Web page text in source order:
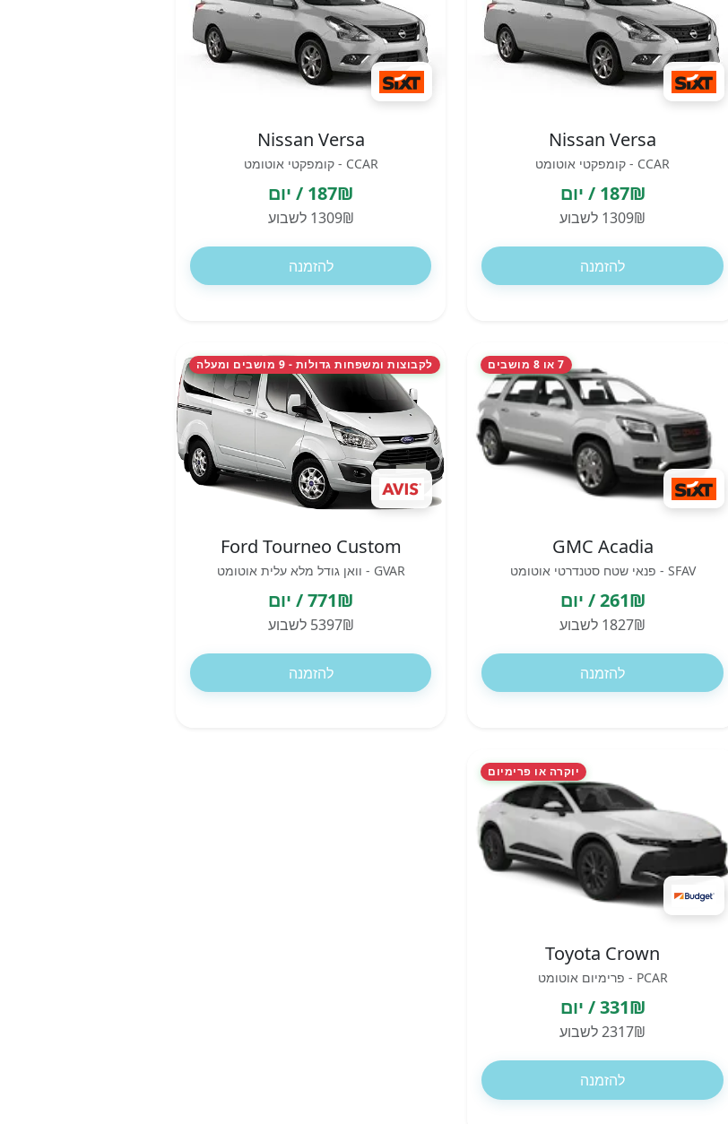
Nissan Versa
CCAR - קומפקטי אוטומט
187₪ / יום
1309₪ לשבוע
להזמנה
Nissan Versa
CCAR - קומפקטי אוטומט
187₪ / יום
1309₪ לשבוע
להזמנה
7 או 8 מושבים
GMC Acadia
SFAV - פנאי שטח סטנדרטי אוטומט
261₪ / יום
1827₪ לשבוע
להזמנה
לקבוצות ומשפחות גדולות - 9 מושבים ומעלה
Ford Tourneo Custom
GVAR - וואן גודל מלא עלית אוטומט
771₪ / יום
5397₪ לשבוע
להזמנה
יוקרה או פרימיום
Toyota Crown
PCAR - פרימיום אוטומט
331₪ / יום
2317₪ לשבוע
להזמנה